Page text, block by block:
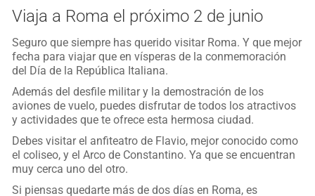
Viaja a Roma el próximo 2 de junio
Seguro que siempre has querido visitar Roma. Y que mejor
fecha para viajar que en vísperas de la conmemoración
del Día de la República Italiana.
Además del desfile militar y la demostración de los
aviones de vuelo, puedes disfrutar de todos los atractivos
y actividades que te ofrece esta hermosa ciudad.
Debes visitar el anfiteatro de Flavio, mejor conocido como
el coliseo, y el Arco de Constantino. Ya que se encuentran
muy cerca uno del otro.
Si piensas quedarte más de dos días en Roma, es